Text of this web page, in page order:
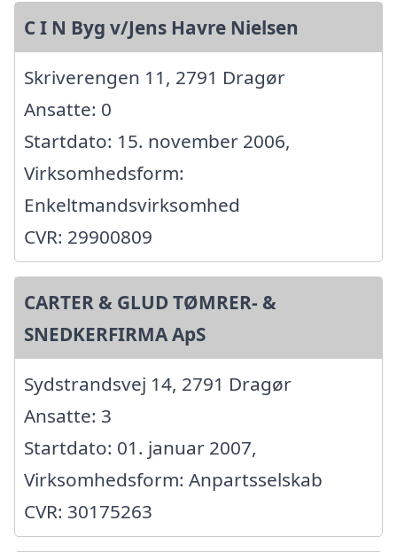
C I N Byg v/Jens Havre Nielsen
Skriverengen 11, 2791 Dragør
Ansatte: 0
Startdato: 15. november 2006,
Virksomhedsform:
Enkeltmandsvirksomhed
CVR: 29900809
CARTER & GLUD TØMRER- &
SNEDKERFIRMA ApS
Sydstrandsvej 14, 2791 Dragør
Ansatte: 3
Startdato: 01. januar 2007,
Virksomhedsform: Anpartsselskab
CVR: 30175263